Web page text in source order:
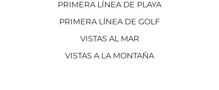
PRIMERA LÍNEA DE PLAYA
PRIMERA LÍNEA DE GOLF
VISTAS AL MAR
VISTAS A LA MONTAÑA